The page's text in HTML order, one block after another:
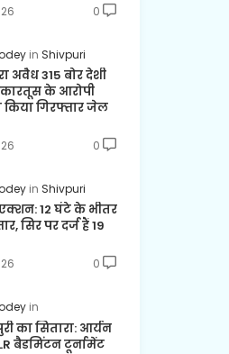
0
Shivpuri
अवैध 315 बोर देशी
कारतूस के आरोपी
गिरफ्तार जेल
0
Shivpuri
12 घंटे के भीतर
सिर पर दर्ज हैं 19
0
का सितारा: आर्यन
बैडमिंटन टूर्नामेंट